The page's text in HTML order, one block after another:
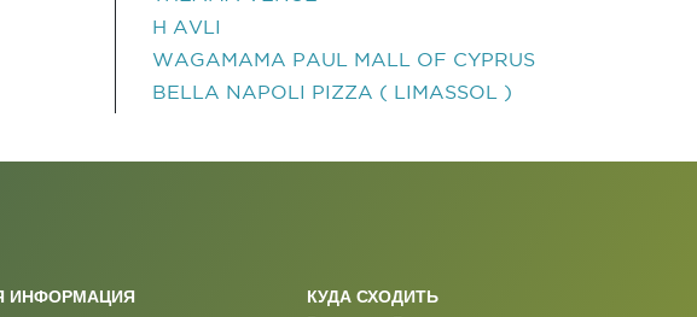
H AVLI
WAGAMAMA PAUL MALL OF CYPRUS
BELLA NAPOLI PIZZA ( LIMASSOL )
ИНФОРМАЦИЯ КУДА СХОДИТЬ